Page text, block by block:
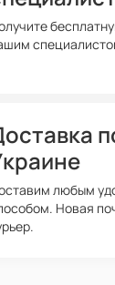
любым
Новая